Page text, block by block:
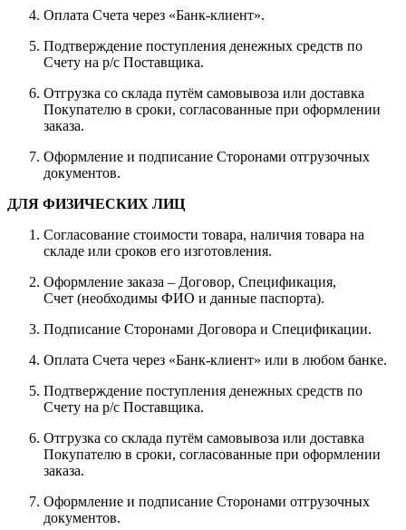
Оплата Счета через «Банк-клиент».
Подтверждение поступления денежных средств по
Счету на р/с Поставщика.
Отгрузка со склада путём самовывоза или доставка
Покупателю в сроки, согласованные при оформлении
заказа.
Оформление и подписание Сторонами отгрузочных
документов.
ДЛЯ ФИЗИЧЕСКИХ ЛИЦ
Согласование стоимости товара, наличия товара на
складе или сроков его изготовления.
Оформление заказа – Договор, Спецификация,
Счет (необходимы ФИО и данные паспорта).
Подписание Сторонами Договора и Спецификации.
Оплата Счета через «Банк-клиент» или в любом банке.
Подтверждение поступления денежных средств по
Счету на р/с Поставщика.
Отгрузка со склада путём самовывоза или доставка
Покупателю в сроки, согласованные при оформлении
заказа.
Оформление и подписание Сторонами отгрузочных
документов.